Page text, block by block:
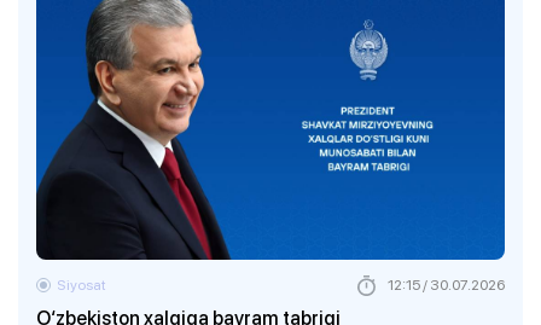
O‘zbekiston xalqiga bayram tabrigi
Siyosat 12:15 / 30.07.2026